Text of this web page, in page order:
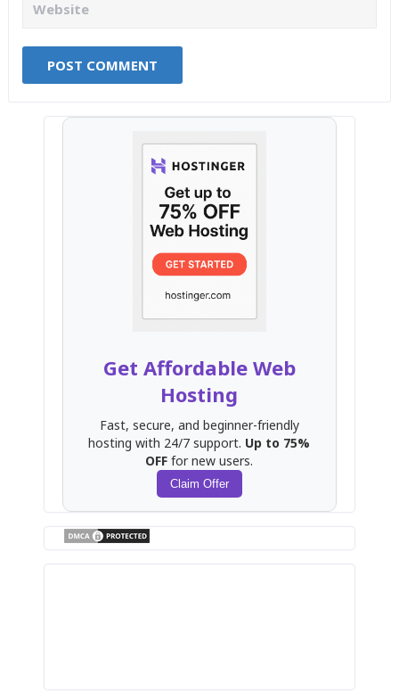
Get Affordable Web
Hosting
Fast, secure, and beginner-friendly
hosting with 24/7 support. Up to 75%
OFF for new users.
Claim Offer